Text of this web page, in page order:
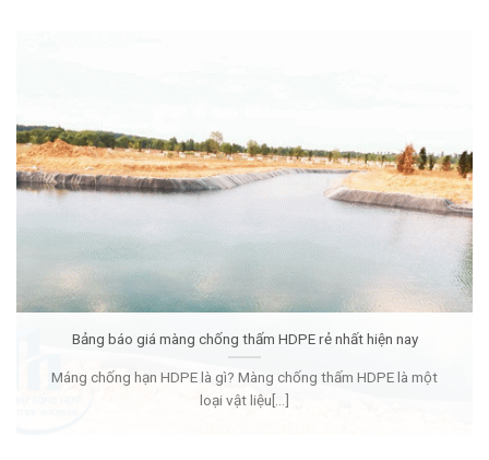
Bảng báo giá màng chống thấm HDPE rẻ nhất hiện nay
Máng chống hạn HDPE là gì? Màng chống thấm HDPE là một
loại vật liệu[...]